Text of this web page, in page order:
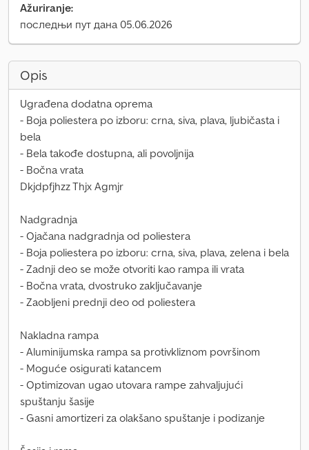
Ažuriranje:
последњи пут дана 05.06.2026
Opis
Ugrađena dodatna oprema
- Boja poliestera po izboru: crna, siva, plava, ljubičasta i
bela
- Bela takođe dostupna, ali povoljnija
- Bočna vrata
Dkjdpfjhzz Thjx Agmjr
Nadgradnja
- Ojačana nadgradnja od poliestera
- Boja poliestera po izboru: crna, siva, plava, zelena i bela
- Zadnji deo se može otvoriti kao rampa ili vrata
- Bočna vrata, dvostruko zaključavanje
- Zaobljeni prednji deo od poliestera
Nakladna rampa
- Aluminijumska rampa sa protivkliznom površinom
- Moguće osigurati katancem
- Optimizovan ugao utovara rampe zahvaljujući
spuštanju šasije
- Gasni amortizeri za olakšano spuštanje i podizanje